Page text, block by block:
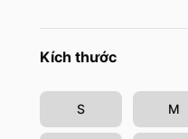
Kích thước
S M